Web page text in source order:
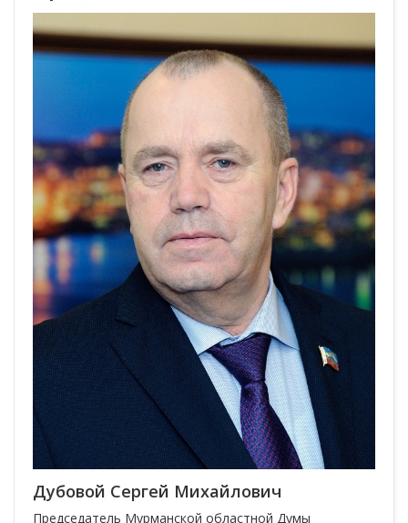
Дубовой Сергей Михайлович
Председатель Мурманской областной Думы